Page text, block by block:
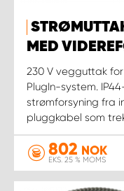
MED
230 V vegguttak
PlugIn-system.
strømforsyning fra
pluggkabel som
802 NOK
EKS. 25 % MOMS